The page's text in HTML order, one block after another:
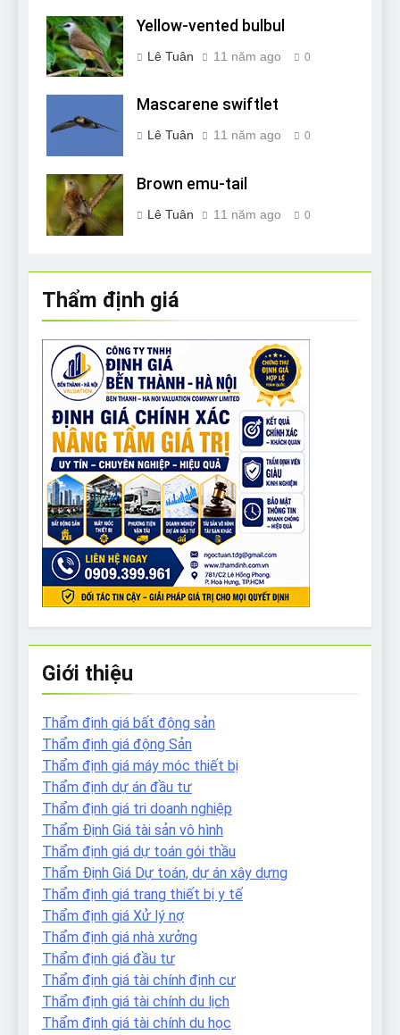
Yellow-vented bulbul
Lê Tuân 11 năm ago 0
Mascarene swiftlet
Lê Tuân 11 năm ago 0
Brown emu-tail
Lê Tuân 11 năm ago 0
Thẩm định giá
Giới thiệu
Thẩm định giá bất động sản
Thẩm định giá động Sản
Thẩm định giá máy móc thiết bị
Thẩm định dự án đầu tư
Thẩm định giá tri doanh nghiệp
Thẩm Định Giá tài sản vô hình
Thẩm định giá dự toán gói thầu
Thẩm Định Giá Dự toán, dự án xây dựng
Thẩm định giá trang thiết bị y tế
Thẩm định giá Xử lý nợ
Thẩm định giá nhà xưởng
Thẩm định giá đầu tư
Thẩm định giá tài chính định cư
Thẩm định giá tài chính du lịch
Thẩm định giá tài chính du học